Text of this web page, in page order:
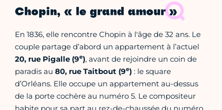
Chopin, « le grand amour »
En 1836, elle rencontre Chopin à l'âge de 32 ans. Le
couple partage d’abord un appartement à l’actuel
20, rue Pigalle (9e), avant de rejoindre un coin de
paradis au 80, rue Taitbout (9e) : le square
d’Orléans. Elle occupe un appartement au-dessus
de la porte cochère au numéro 5. Le compositeur